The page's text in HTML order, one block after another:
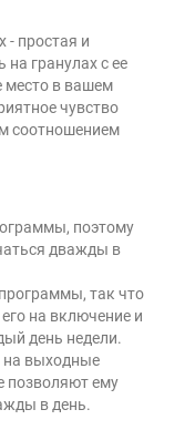
- простая и
на гранулах с ее
место в вашем
чувство
соотношением
поэтому
дважды в
так что
на включение и
день недели.
на выходные
позволяют ему
в день.